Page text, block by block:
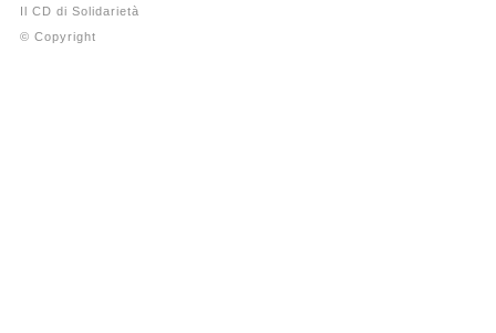
Il CD di Solidarietà
© Copyright